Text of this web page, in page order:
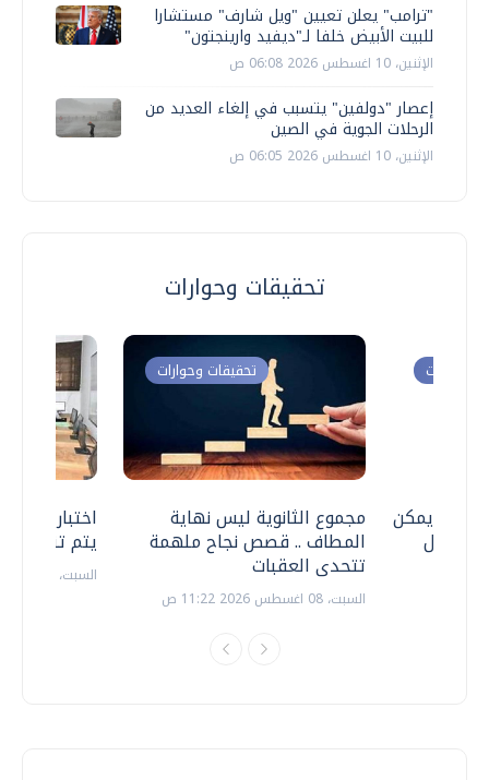
"ترامب" يعلن تعيين "ويل شارف" مستشارا
للبيت الأبيض خلفا لـ"ديفيد وارينجتون"
الإثنين، 10 اغسطس 2026 06:08 ص
إعصار "دولفين" يتسبب في إلغاء العديد من
الرحلات الجوية في الصين
الإثنين، 10 اغسطس 2026 06:05 ص
تحقيقات وحوارات
اختبارات
يتم
السبت، 18 يوليو 2026 09:22 ص
تحقيقات وحوارات
مجموع الثانوية ليس نهاية
المطاف .. قصص نجاح ملهمة
تتحدى العقبات
السبت، 08 اغسطس 2026 11:22 ص
وحوارات
.. هل يمكن
نتعامل